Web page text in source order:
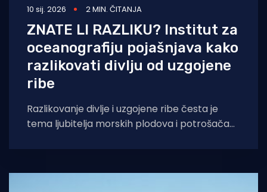
10 sij. 2026 2 MIN. ČITANJA
ZNATE LI RAZLIKU? Institut za
oceanografiju pojašnjava kako
razlikovati divlju od uzgojene
ribe
Razlikovanje divlje i uzgojene ribe česta je
tema ljubitelja morskih plodova i potrošača